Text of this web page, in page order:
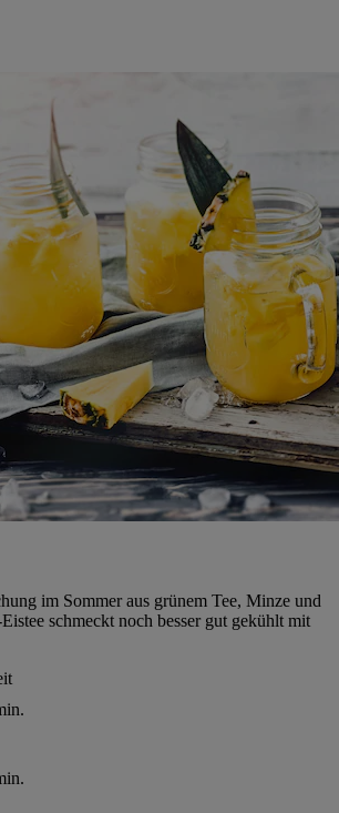
im Sommer aus grünem Tee, Minze und
schmeckt noch besser gut gekühlt mit